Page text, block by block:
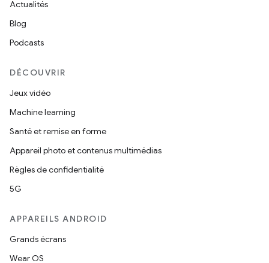
Actualités
Blog
Podcasts
DÉCOUVRIR
Jeux vidéo
Machine learning
Santé et remise en forme
Appareil photo et contenus multimédias
Règles de confidentialité
5G
APPAREILS ANDROID
Grands écrans
Wear OS